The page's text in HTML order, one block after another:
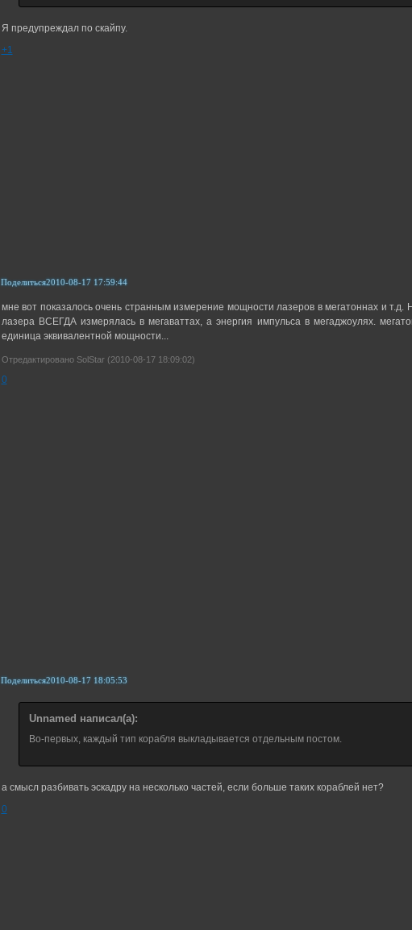
Я предупреждал по скайпу.
+1
Поделиться2010-08-17 17:59:44
мне вот показалось очень странным измерение мощности лазеров в мегатоннах и т.д.
лазера ВСЕГДА измерялась в мегаваттах, а энергия импульса в мегаджоулях.
единица эквивалентной мощности...
Отредактировано SolStar (2010-08-17 18:09:02)
0
Поделиться2010-08-17 18:05:53
Unnamed написал(а):
Во-первых, каждый тип корабля выкладывается отдельным постом.
а смысл разбивать эскадру на несколько частей, если больше таких кораблей нет?
0